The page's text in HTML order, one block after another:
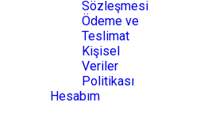
Sözleşmesi
Ödeme ve
Teslimat
Kişisel
Veriler
Politikası
Hesabım